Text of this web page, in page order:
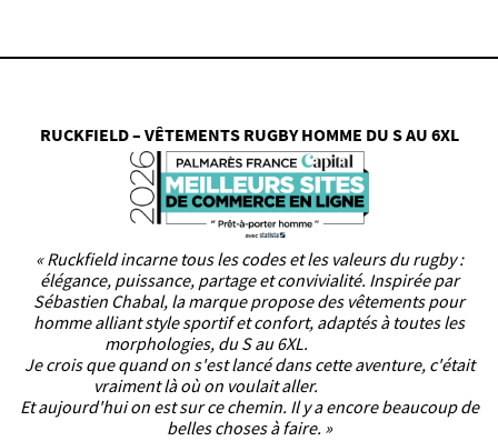
RUCKFIELD – VÊTEMENTS RUGBY HOMME DU S AU 6XL
« Ruckfield incarne tous les codes et les valeurs du rugby :
élégance, puissance, partage et convivialité. Inspirée par
Sébastien Chabal, la marque propose des vêtements pour
homme alliant style sportif et confort, adaptés à toutes les
morphologies, du S au 6XL.
Je crois que quand on s'est lancé dans cette aventure, c'était
vraiment là où on voulait aller.
Et aujourd'hui on est sur ce chemin. Il y a encore beaucoup de
belles choses à faire. »